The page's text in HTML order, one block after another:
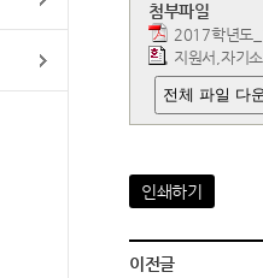
첨부파일
2017학년도
지원서,자기
전체 파일 다
인쇄하기
이전글